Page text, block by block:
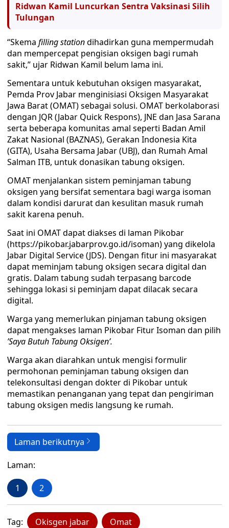
Ridwan Kamil Luncurkan Sentra Vaksinasi Silih
Tulungan
“Skema filling stationdihadirkan guna mempermudah
dan mempercepat pengisian oksigen bagi rumah
sakit,” ujar Ridwan Kamil belum lama ini.
Sementara untuk kebutuhan oksigen masyarakat,
Pemda Prov Jabar menginisiasi Oksigen Masyarakat
Jawa Barat (OMAT) sebagai solusi. OMAT berkolaborasi
dengan JQR (Jabar Quick Respons), JNE dan Jasa Sarana
serta beberapa komunitas amal seperti Badan Amil
Zakat Nasional (BAZNAS), Gerakan Indonesia Kita
(GITA), Usaha Bersama Jabar (UBJ), dan Rumah Amal
Salman ITB, untuk donasikan tabung oksigen.
OMAT menjalankan sistem peminjaman tabung
oksigen yang bersifat sementara bagi warga isoman
dalam kondisi darurat dan kesulitan masuk rumah
sakit karena penuh.
Saat ini OMAT dapat diakses di laman Pikobar
(https://pikobar.jabarprov.go.id/isoman) yang dikelola
Jabar Digital Service (JDS). Dengan fitur ini masyarakat
dapat meminjam tabung oksigen secara digital dan
gratis. Dalam tabung sudah terpasang barcode
sehingga lokasi si peminjam dapat dilacak secara
digital.
Warga yang memerlukan pinjaman tabung oksigen
dapat mengakses laman Pikobar Fitur Isoman dan pilih
’Saya Butuh Tabung Oksigen’.
Warga akan diarahkan untuk mengisi formulir
permohonan peminjaman tabung oksigen dan
telekonsultasi dengan dokter di Pikobar untuk
memastikan penanganan yang tepat dan pengiriman
tabung oksigen medis langsung ke rumah.
Laman berikutnya
Laman:
1 2
Tag: Okisgen jabar Omat